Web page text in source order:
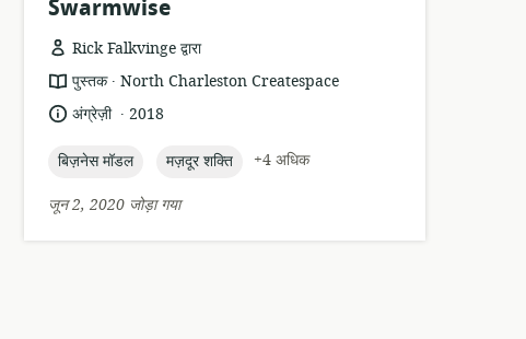
Swarmwise
Rick Falkvinge द्वारा
संसाधन
प्रारूप:
पुस्तक .
प्रकाशक:
North Charleston Createspace
भाषा:अंग्रेज़ी .
प्रकाशन
2018
topic:
बिज़नेस मॉडल topic:
मज़दूर शक्ति
+4 अधिक
जून 2, 2020 जोड़ा गया